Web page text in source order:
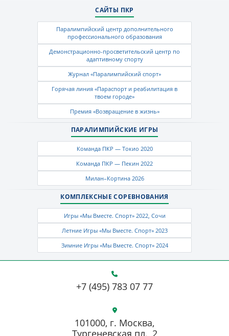
САЙТЫ ПКР
Паралимпийский центр дополнительного
профессионального образования
Демонстрационно-просветительский центр по
адаптивному спорту
Журнал «Паралимпийский спорт»
Горячая линия «Параспорт и реабилитация в
твоем городе»
Премия «Возвращение в жизнь»
ПАРАЛИМПИЙСКИЕ ИГРЫ
Команда ПКР — Токио 2020
Команда ПКР — Пекин 2022
Милан–Кортина 2026
КОМПЛЕКСНЫЕ СОРЕВНОВАНИЯ
Игры «Мы Вместе. Спорт» 2022, Сочи
Летние Игры «Мы Вместе. Спорт» 2023
Зимние Игры «Мы Вместе. Спорт» 2024
+7 (495) 783 07 77
101000, г. Москва,
Тургеневская пл., 2